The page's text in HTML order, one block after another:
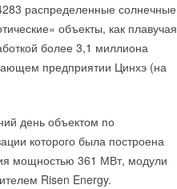
распределенные солнечные
объекты, как плавучая
более 3,1 миллиона
предприятии Цинхэ (на
день объектом по
которого была построена
мощностью 361 МВт, модули
Risen Energy.
Уведомления отключены
присоединяется
признанных во всем мире за
и непреходящим
определять ее будущее.